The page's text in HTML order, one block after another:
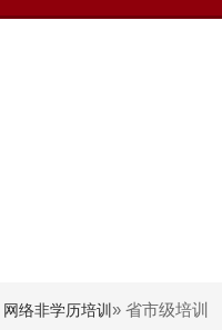
网络非学历培训» 省市级培训